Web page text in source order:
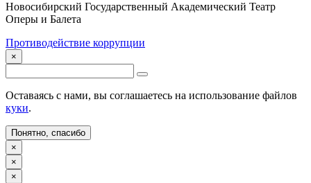
Новосибирский Государственный Академический Театр
Оперы и Балета
Противодействие коррупции
×
Оставаясь с нами, вы соглашаетесь на использование файлов
куки.
Понятно, спасибо
×
×
×